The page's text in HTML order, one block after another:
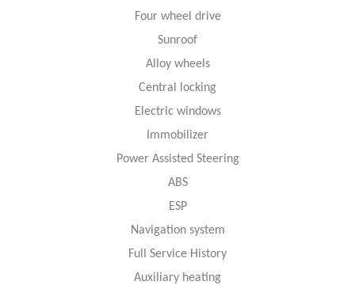
Four wheel drive
Sunroof
Alloy wheels
Central locking
Electric windows
Immobilizer
Power Assisted Steering
ABS
ESP
Navigation system
Full Service History
Auxiliary heating